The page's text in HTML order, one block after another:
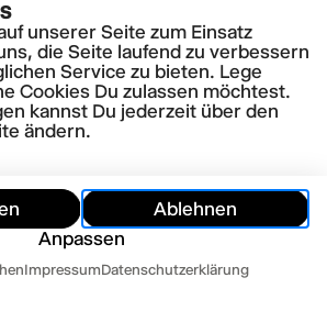
unserer Seite zum Einsatz
die Seite laufend zu verbessern
Service zu bieten. Lege
Cookies Du zulassen möchtest.
kannst Du jederzeit über den
ändern.
Ablehnen
Anpassen
ImpressumDatenschutzerklärung
nicht erinnern